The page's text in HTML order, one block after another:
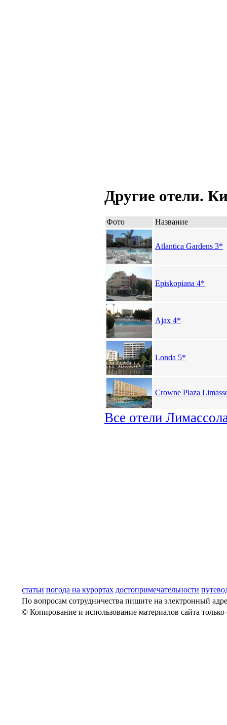
Другие отели.
Фото Название
Atlantica Gardens 3*
Episkopiana 4*
Ajax 4*
Londa 5*
Crowne Plaza
Все отели
статьи погода на курортах достопримечательности
По вопросам сотрудничества пишите на электронный
© Копирование и использование материалов сайта